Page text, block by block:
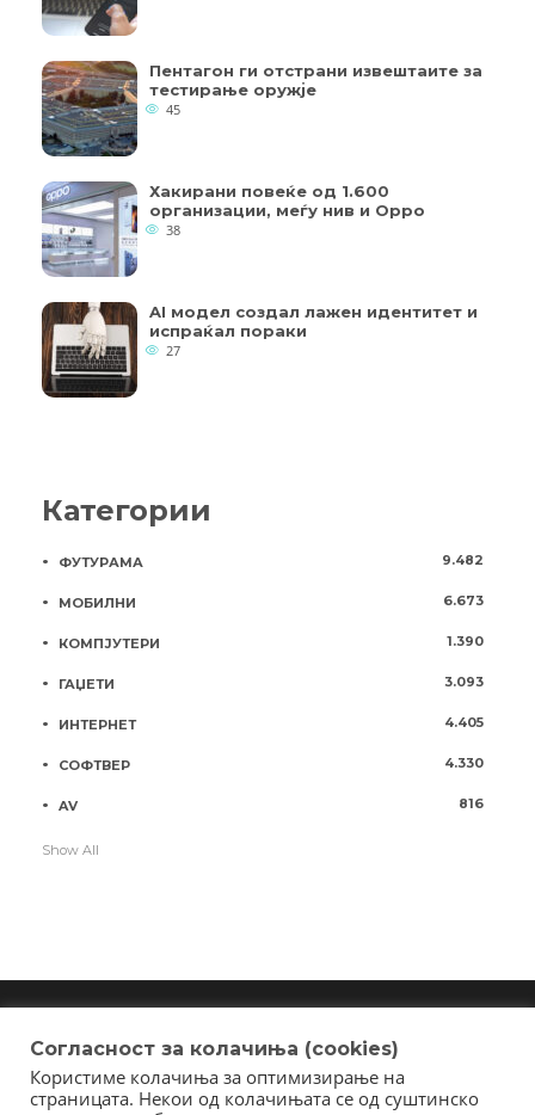
Пентагон ги отстрани извештаите за
тестирање оружје
45
Хакирани повеќе од 1.600
организации, меѓу нив и Oppo
38
AI модел создал лажен идентитет и
испраќал пораки
27
Категории
ФУТУРАМА 9.482
МОБИЛНИ 6.673
КОМПЈУТЕРИ 1.390
ГАЏЕТИ 3.093
ИНТЕРНЕТ 4.405
СОФТВЕР 4.330
AV 816
Show All
Copyright © 2018 - Member of IAB Macedonia
Согласност за колачиња (cookies)
Користиме колачиња за оптимизирање на
страницата. Некои од колачињата се од суштинско